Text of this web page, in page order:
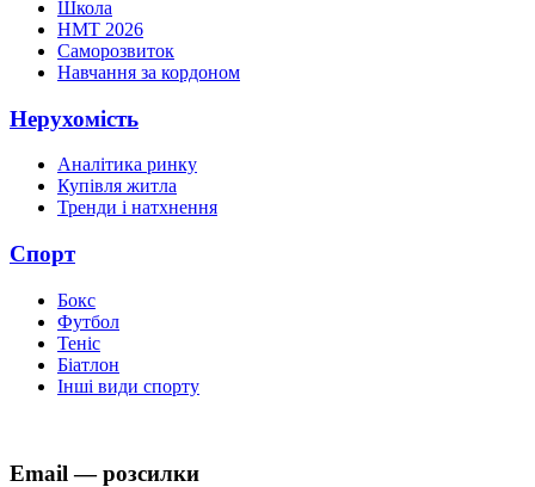
Школа
НМТ 2026
Саморозвиток
Навчання за кордоном
Нерухомість
Аналітика ринку
Купівля житла
Тренди і натхнення
Спорт
Бокс
Футбол
Теніс
Біатлон
Інші види спорту
Email — розсилки